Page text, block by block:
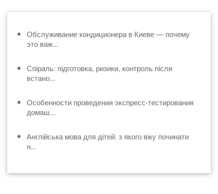
Обслуживание кондиционера в Киеве — почему
это важ...
Спіраль: підготовка, ризики, контроль після
встано...
Особенности проведения экспресс-тестирования
домаш...
Англійська мова для дітей: з якого віку починати
н...